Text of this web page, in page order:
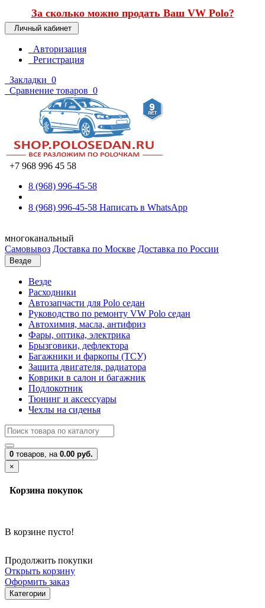
За сколько можно продать Ваш VW Polo?
Личный кабинет
Авторизация
Регистрация
Закладки 0
Сравнение товаров 0
+7 968 996 45 58
8 (968) 996-45-58
8 (968) 996-45-58 Написать в WhatsApp
многоканальный
Самовывоз Доставка по Москве Доставка по России
Везде
Везде
Расходники
Автозапчасти для Polo седан
Руководство по ремонту VW Polo седан
Автохимия, масла, антифриз
Фары, оптика, электрика
Брызговики, дефлектора
Багажники и фаркопы (ТСУ)
Защита двигателя, радиатора
Коврики в салон и багажник
Подлокотник
Тюнинг и аксессуары
Чехлы на сиденья
0 товаров, на 0.00 руб.
×
Корзина покупок
В корзине пусто!
Продолжить покупки
Открыть корзину
Оформить заказ
Категории